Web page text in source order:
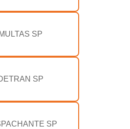
MULTAS SP
SP
SP